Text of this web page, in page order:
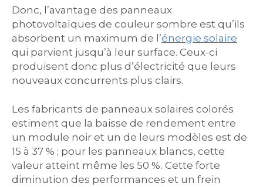
Donc, l’avantage des panneaux
photovoltaïques de couleur sombre est qu’ils
absorbent un maximum de l’énergie solaire
qui parvient jusqu’à leur surface. Ceux-ci
produisent donc plus d’électricité que leurs
nouveaux concurrents plus clairs.
Les fabricants de panneaux solaires colorés
estiment que la baisse de rendement entre
un module noir et un de leurs modèles est de
15 à 37 % ; pour les panneaux blancs, cette
valeur atteint même les 50 %. Cette forte
diminution des performances et un frein